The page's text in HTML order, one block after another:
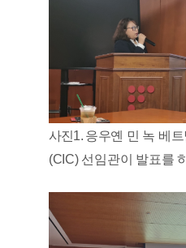
사진 1. 응우옌 민 녹 베
(CIC) 선임관이 발표를